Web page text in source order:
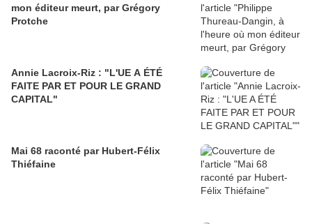
mon éditeur meurt, par Grégory
Protche
Annie Lacroix-Riz : "L'UE A ÉTÉ
FAITE PAR ET POUR LE GRAND
CAPITAL"
Mai 68 raconté par Hubert-Félix
Thiéfaine